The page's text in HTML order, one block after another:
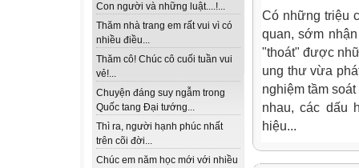
Con người và những luật....!...
Thăm nhà trang em rất vui vì có
nhiều điều...
Thăm cô! Chúc cô cuối tuần vui
vẻ!...
Chuyện đáng suy ngẫm trong
Quốc tang Đại tướng...
Thì ra, người hạnh phúc nhất
trên cõi đời...
Chúc em năm học mới với nhiều
Có những triệu
quan, sớm
"thoát" được
ung thư vừa
nghiệm tầm
nhau, các dấu
hiệu...